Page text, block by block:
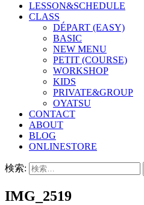
LESSON&SCHEDULE
CLASS
DÉPART (EASY)
BASIC
NEW MENU
PETIT (COURSE)
WORKSHOP
KIDS
PRIVATE&GROUP
OYATSU
CONTACT
ABOUT
BLOG
ONLINESTORE
検索:
IMG_2519